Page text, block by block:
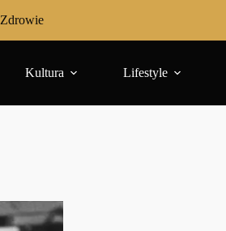
Zdrowie
Kultura Lifestyle